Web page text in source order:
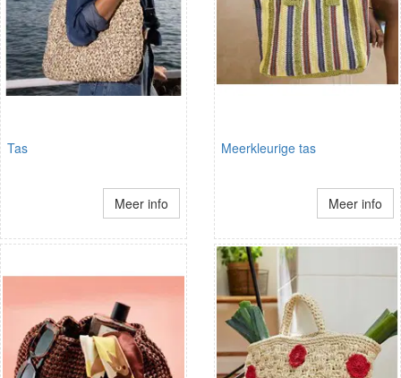
Tas
Meer info
Meerkleurige tas
Meer info